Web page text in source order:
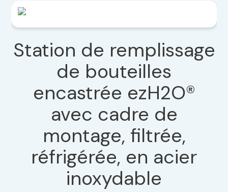
Station de remplissage
de bouteilles
encastrée ezH2O®
avec cadre de
montage, filtrée,
réfrigérée, en acier
inoxydable